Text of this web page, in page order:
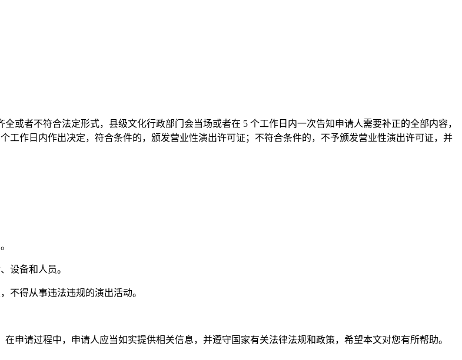
或者不符合法定形式，县级文化行政部门会当场或者在 5 个工作日内一次告知申请人需要补正的全部内容，
工作日内作出决定，符合条件的，颁发营业性演出许可证；不符合条件的，不予颁发营业性演出许可证，并
设备和人员。
不得从事违法违规的演出活动。
申请过程中，申请人应当如实提供相关信息，并遵守国家有关法律法规和政策，希望本文对您有所帮助。